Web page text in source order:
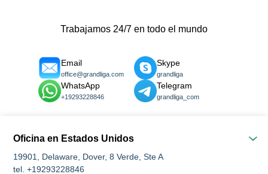
Oficina en Estados Unidos
19901, Delaware, Dover, 8 Verde, Ste A
tel. +19293228846
Trabajamos 24/7 en todo el mundo
Email
office@grandliga.com
Skype
grandliga
WhatsApp
+19293228846
Telegram
grandliga_com